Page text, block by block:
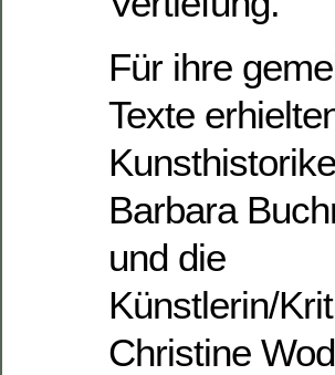
Für ihre
Texte
Barbara
und die
Künstlerin/
Christine